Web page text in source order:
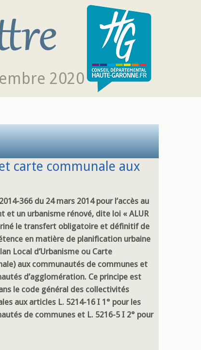
2020
carte communale aux
366 du 24 mars 2014 pour l’accès au
et un urbanisme rénové, dite loi « ALUR
le transfert obligatoire et définitif de
en matière de planification urbaine
Local d’Urbanisme ou Carte
aux communautés de communes et
d’agglomération. Ce principe est
le code général des collectivités
aux articles L. 5214-16 I 1° pour les
de communes et L. 5216-5 I 2° pour